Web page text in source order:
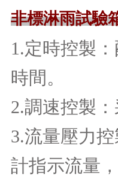
非標淋雨試驗
1.定時控製
時間。
2.調速控製
3.流量壓力控
計指示流量